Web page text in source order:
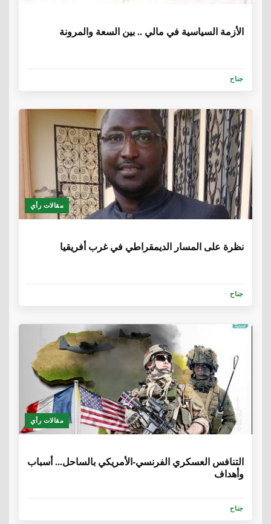
الأزمة السياسية في مالي .. بين السعة والمرونة
جناح
مقالات رأي
نظرة على المسار الديمقراطي في غرب أفريقيا
جناح
مقالات رأي
التنافس العسكري الفرنسي-الأمريكي بالساحل... أسباب
وأهداف
جناح